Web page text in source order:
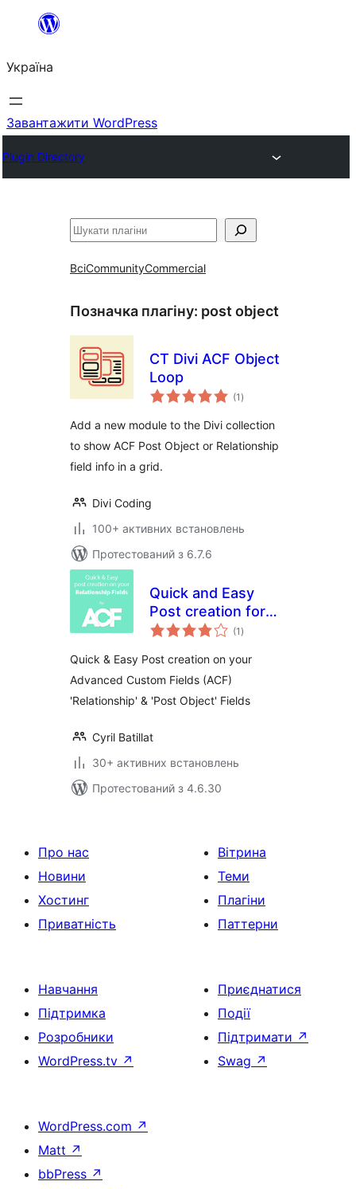
Перейти
вмісту
Україна
Завантажити WordPress
Plugin Directory
Пошук
ВсіCommunityCommercial
Позначка плагіну: post object
CT Divi ACF Object
Loop
(1 загальний
рейтинг
)
Add a new module to the Divi collection
to show ACF Post Object or Relationship
field info in a grid.
Divi Coding
100+ активних встановлень
Протестований з 6.7.6
Quick and Easy
Post creation for
ACF Relationship
(1 загальний
рейтинг
)
Quick & Easy Post creation on your
Advanced Custom Fields (ACF)
'Relationship' & 'Post Object' Fields
Cyril Batillat
30+ активних встановлень
Протестований з 4.6.30
Про нас
Новини
Хостинг
Приватність
Вітрина
Теми
Плагіни
Паттерни
Навчання
Підтримка
Розробники
WordPress.tv ↗
Приєднатися
Події
Підтримати ↗
Swag ↗
WordPress.com ↗
Matt ↗
bbPress ↗